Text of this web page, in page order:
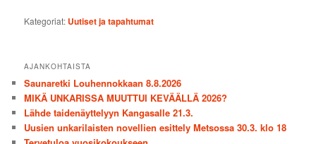
Kategoriat: Uutiset ja tapahtumat
AJANKOHTAISTA
Saunaretki Louhennokkaan 8.8.2026
MIKÄ UNKARISSA MUUTTUI KEVÄÄLLÄ 2026?
Lähde taidenäyttelyyn Kangasalle 21.3.
Uusien unkarilaisten novellien esittely Metsossa 30.3. klo 18